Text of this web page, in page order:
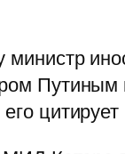
министр